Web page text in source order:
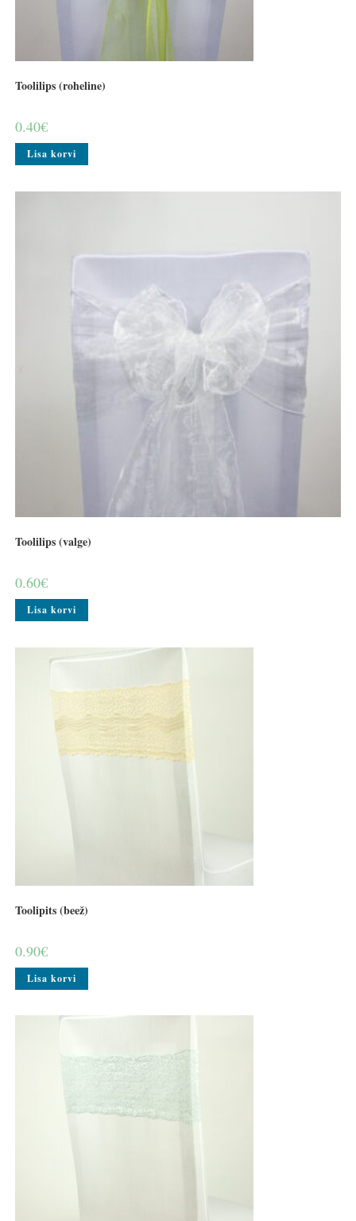
Toolilips (roheline)
0.40€
Lisa korvi
Toolilips (valge)
0.60€
Lisa korvi
Toolipits (beež)
0.90€
Lisa korvi